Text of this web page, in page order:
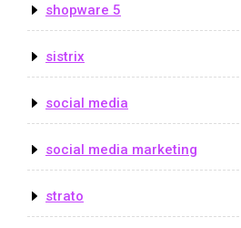
shopware 5
sistrix
social media
social media marketing
strato